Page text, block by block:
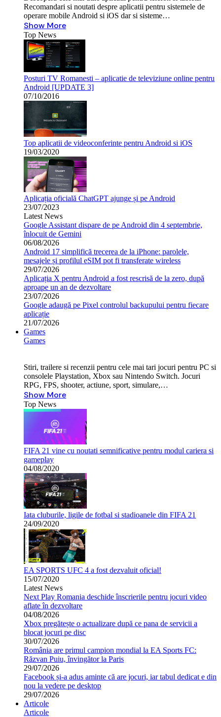
Recomandari si noutati despre aplicatii pentru sistemele de
operare mobile Android si iOS dar si sisteme…
Show More
Top News
Posturi TV Romanesti – aplicatie de televiziune online pentru
Android [UPDATE 3]
07/10/2016
Top aplicatii de videoconferinte pentru Android si iOS
19/03/2020
Aplicația oficială ChatGPT ajunge și pe Android
23/07/2023
Latest News
Google Assistant dispare de pe Android din 4 septembrie,
înlocuit de Gemini
06/08/2026
Android 17 simplifică trecerea de la iPhone: parolele,
mesajele și profilul eSIM pot fi transferate wireless
29/07/2026
Aplicația X pentru Android a fost rescrisă de la zero, după
aproape un an de dezvoltare
23/07/2026
Google adaugă pe Pixel controlul backupului pentru fiecare
aplicație
21/07/2026
Games
Games
Stiri, trailere si recenzii pentru cele mai tari jocuri pentru PC si
consolele Playstation, Xbox sau Nintendo Switch. Jocuri
RPG, FPS, shooter, actiune, sport, simulare,…
Show More
Top News
FIFA 21 vine cu noutati semnificative pentru modul cariera si
gameplay
04/08/2020
Iata cluburile, ligile de fotbal si stadioanele din FIFA 21
24/09/2020
EA SPORTS UFC 4 a fost dezvaluit oficial!
15/07/2020
Latest News
Next Play Romania deschide înscrierile pentru jocuri video
aflate în dezvoltare
04/08/2026
Xbox pregătește o actualizare după ce pana de servicii a
blocat jocuri pe disc
30/07/2026
România are primul campion mondial la EA Sports FC:
Răzvan Puiu, învingător la Paris
29/07/2026
Facebook și-a adus aminte că are jocuri, iar tabul dedicat e din
nou la vedere pe desktop
29/07/2026
Articole
Articole